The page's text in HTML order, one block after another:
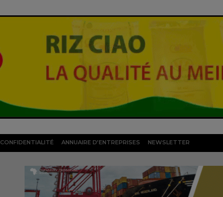
CONFIDENTIALITÉ ANNUAIRE D’ENTREPRISES NEWSLETTER